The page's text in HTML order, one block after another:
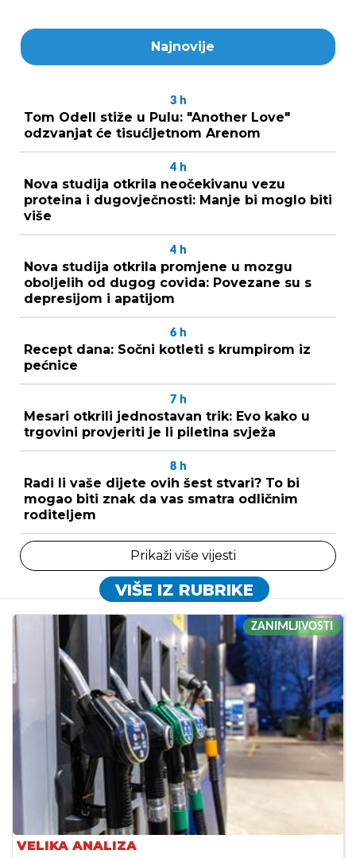
Najnovije
3 h
Tom Odell stiže u Pulu: "Another Love"
odzvanjat će tisućljetnom Arenom
4 h
Nova studija otkrila neočekivanu vezu
proteina i dugovječnosti: Manje bi moglo biti
više
4 h
Nova studija otkrila promjene u mozgu
oboljelih od dugog covida: Povezane su s
depresijom i apatijom
6 h
Recept dana: Sočni kotleti s krumpirom iz
pećnice
7 h
Mesari otkrili jednostavan trik: Evo kako u
trgovini provjeriti je li piletina svježa
8 h
Radi li vaše dijete ovih šest stvari? To bi
mogao biti znak da vas smatra odličnim
roditeljem
Prikaži više vijesti
VIŠE IZ RUBRIKE
ZANIMLJIVOSTI
VELIKA ANALIZA